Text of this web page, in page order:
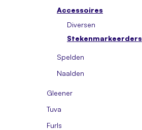
Accessoires
Diversen
Stekenmarkeerders
Spelden
Naalden
Gleener
Tuva
Furls